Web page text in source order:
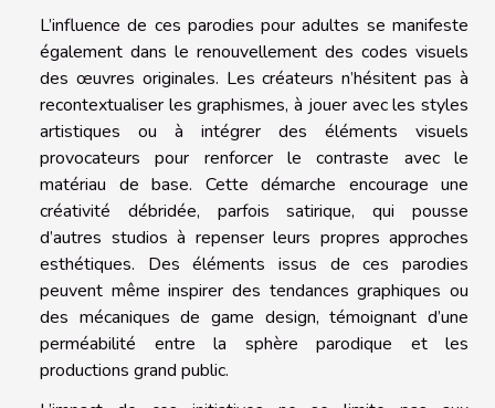
L’influence de ces parodies pour adultes se manifeste
également dans le renouvellement des codes visuels
des œuvres originales. Les créateurs n’hésitent pas à
recontextualiser les graphismes, à jouer avec les styles
artistiques ou à intégrer des éléments visuels
provocateurs pour renforcer le contraste avec le
matériau de base. Cette démarche encourage une
créativité débridée, parfois satirique, qui pousse
d’autres studios à repenser leurs propres approches
esthétiques. Des éléments issus de ces parodies
peuvent même inspirer des tendances graphiques ou
des mécaniques de game design, témoignant d’une
perméabilité entre la sphère parodique et les
productions grand public.